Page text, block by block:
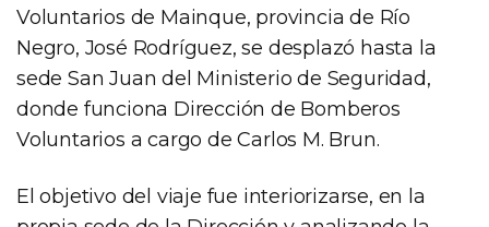
Voluntarios de Mainque, provincia de Río
Negro, José Rodríguez, se desplazó hasta la
sede San Juan del Ministerio de Seguridad,
donde funciona Dirección de Bomberos
Voluntarios a cargo de Carlos M. Brun.
El objetivo del viaje fue interiorizarse, en la